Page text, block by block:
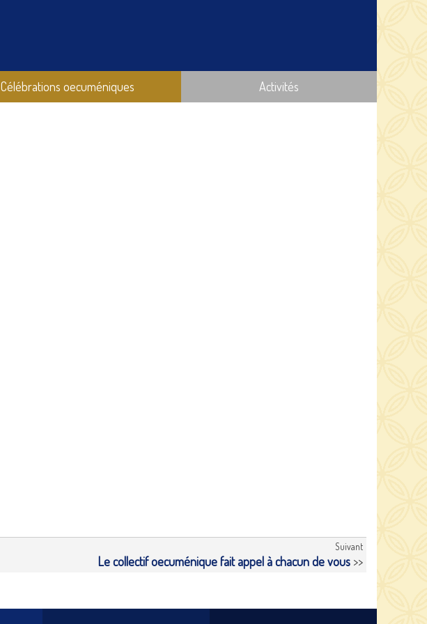
Célébrations oecuméniques Activités
Suivant
Le collectif oecuménique fait appel à chacun de vous >>